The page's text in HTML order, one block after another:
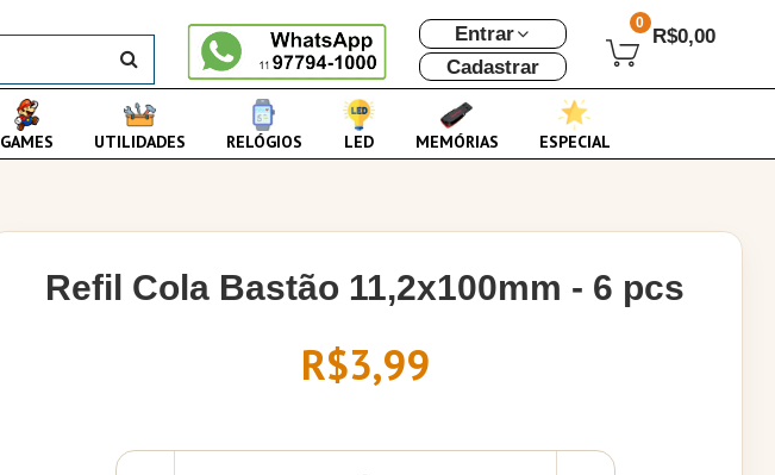
BUSCAR
Entrar
Cadastrar
0
R$0,00
GAMES UTILIDADES RELÓGIOS LED MEMÓRIAS ESPECIAL
Refil Cola Bastão 11,2x100mm - 6 pcs
R$3,99